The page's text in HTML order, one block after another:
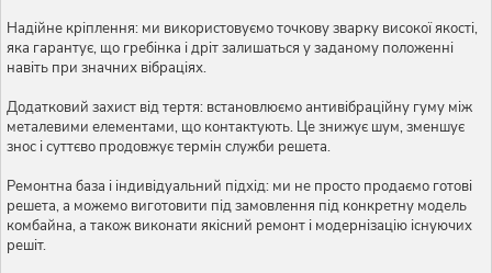
Надійне кріплення: ми використовуємо точкову зварку високої якості,
яка гарантує, що гребінка і дріт залишаться у заданому положенні
навіть при значних вібраціях.
Додатковий захист від тертя: встановлюємо антивібраційну гуму між
металевими елементами, що контактують. Це знижує шум, зменшує
знос і суттєво продовжує термін служби решета.
Ремонтна база і індивідуальний підхід: ми не просто продаємо готові
решета, а можемо виготовити під замовлення під конкретну модель
комбайна, а також виконати якісний ремонт і модернізацію існуючих
решіт.